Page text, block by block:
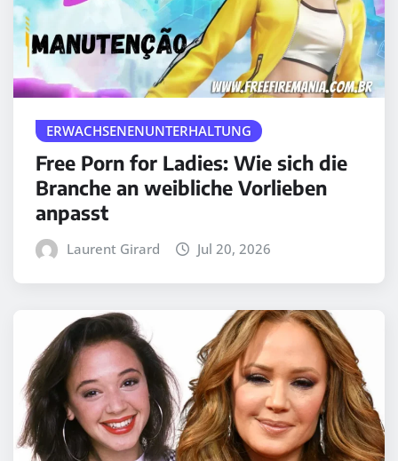
ERWACHSENENUNTERHALTUNG
Free Porn for Ladies: Wie sich die
Branche an weibliche Vorlieben
anpasst
Laurent Girard Jul 20, 2026